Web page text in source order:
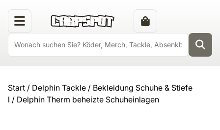
Start / Delphin Tackle / Bekleidung Schuhe & Stiefe
l / Delphin Therm beheizte Schuheinlagen